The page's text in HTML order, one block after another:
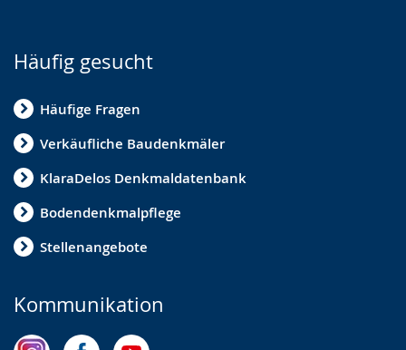
Häufig gesucht
Häufige Fragen
Verkäufliche Baudenkmäler
KlaraDelos Denkmaldatenbank
Bodendenkmalpflege
Stellenangebote
Kommunikation